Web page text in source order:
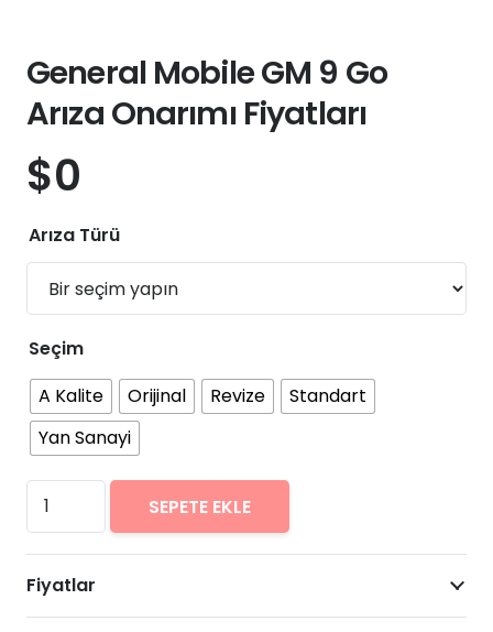
General Mobile GM 9 Go
Arıza Onarımı Fiyatları
$0
Arıza Türü
Seçim
A Kalite
Orijinal Revize
Standart
Yan Sanayi
General
Mobile
GM
9
Go
SEPETE EKLE
Fiyatlar